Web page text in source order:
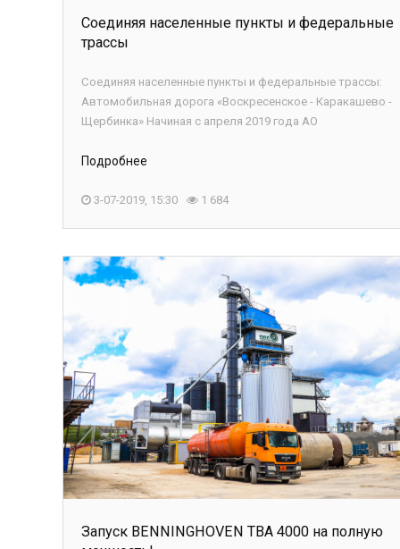
Соединяя населенные пункты и федеральные
трассы
Соединяя населенные пункты и федеральные трассы:
Автомобильная дорога «Воскресенское - Каракашево -
Щербинка» Начиная с апреля 2019 года АО
Подробнее
3-07-2019, 15:30 1 684
Запуск BENNINGHOVEN TBA 4000 на полную